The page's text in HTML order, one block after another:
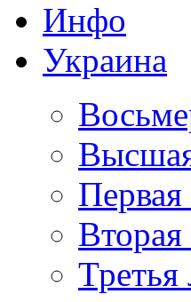
Инфо
Украина
Первая
Вторая
Третья